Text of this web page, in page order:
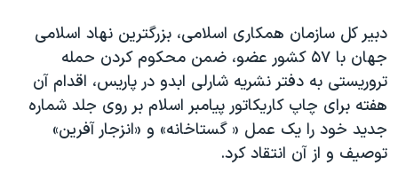
دبير کل سازمان همکاری اسلامی، بزرگترين نهاد اسلامی
جهان با ۵۷ کشور عضو، ضمن محکوم کردن حمله
تروریستی به دفتر نشریه شارلی ابدو در پاریس، اقدام آن
هفته برای چاپ کاريکاتور پيامبر اسلام بر روی جلد شماره
جديد خود را يک عمل « گستاخانه» و «انزجار آفرين»
توصیف و از آن انتقاد کرد.